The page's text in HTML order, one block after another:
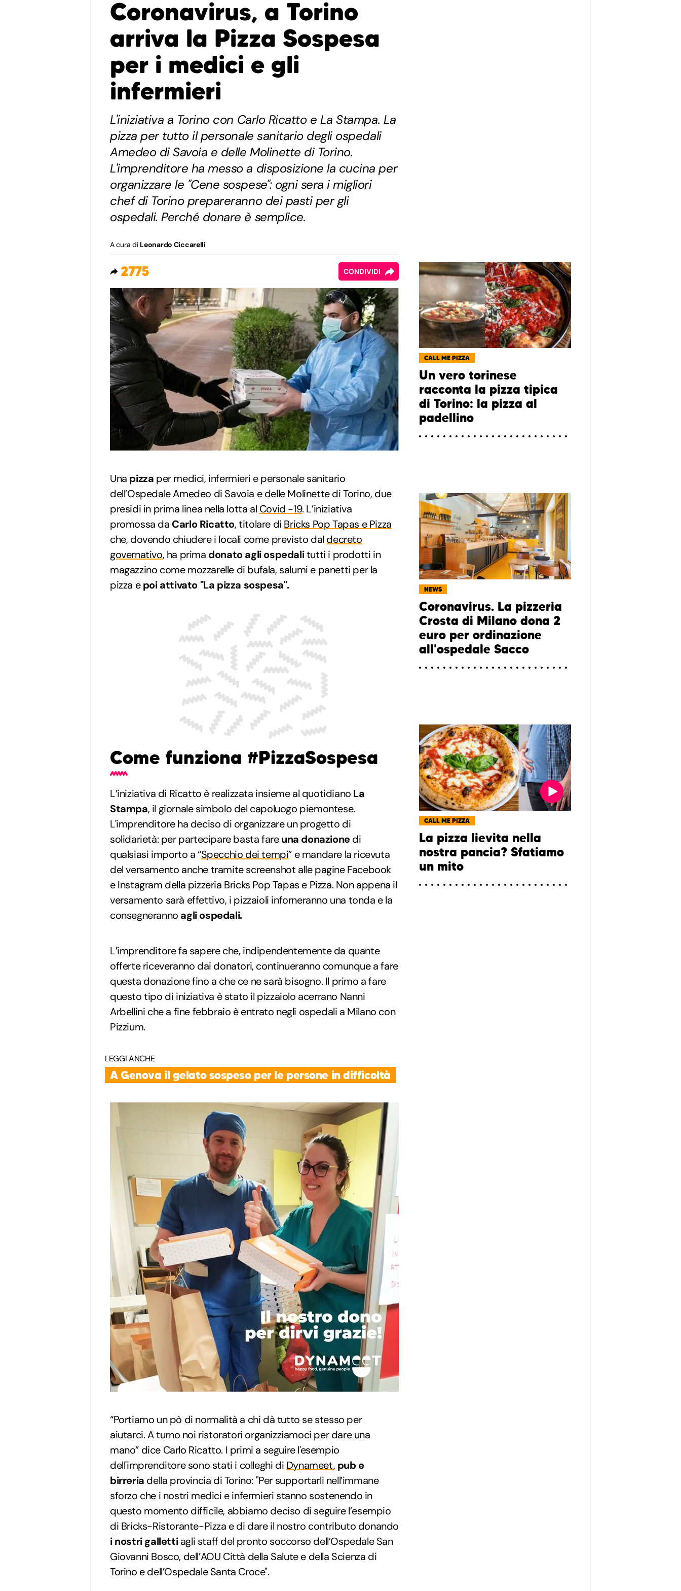
Coronavirus, a Torino
arriva la Pizza Sospesa
per i medici e gli
infermieri
L'iniziativa a Torino con Carlo Ricatto e La Stampa. La
pizza per tutto il personale sanitario degli ospedali
Amedeo di Savoia e delle Molinette di Torino.
L'imprenditore ha messo a disposizione la cucina per
organizzare le "Cene sospese": ogni sera i migliori
chef di Torino prepareranno dei pasti per gli
ospedali. Perché donare è semplice.
A cura di Leonardo Ciccarelli
2775 CONDIVIDI
Una pizza per medici, infermieri e personale sanitario
dell’Ospedale Amedeo di Savoia e delle Molinette di Torino, due
presidi in prima linea nella lotta al Covid -19. L’iniziativa
promossa da Carlo Ricatto, titolare di Bricks Pop Tapas e Pizza
che, dovendo chiudere i locali come previsto dal decreto
governativo, ha prima donato agli ospedalitutti i prodotti in
magazzino come mozzarelle di bufala, salumi e panetti per la
pizza epoi attivato "La pizza sospesa".
Come funziona #PizzaSospesa
L’iniziativa di Ricatto è realizzata insieme al quotidiano La
Stampa, il giornale simbolo del capoluogo piemontese.
L'imprenditore ha deciso di organizzare un progetto di
solidarietà: per partecipare basta fareuna donazionedi
qualsiasi importo a “Specchio dei tempi” e mandare la ricevuta
del versamento anche tramite screenshot alle pagine Facebook
e Instagram della pizzeria Bricks Pop Tapas e Pizza. Non appena il
versamento sarà effettivo, i pizzaioli inforneranno una tonda e la
consegneranno agli ospedali.
L’imprenditore fa sapere che, indipendentemente da quante
offerte riceveranno dai donatori, continueranno comunque a fare
questa donazione fino a che ce ne sarà bisogno. Il primo a fare
questo tipo di iniziativa è stato il pizzaiolo acerrano Nanni
Arbellini che a fine febbraio è entrato negli ospedali a Milano con
Pizzium.
LEGGI ANCHE
A Genova il gelato sospeso per le persone in difficoltà
“Portiamo un pò di normalità a chi dà tutto se stesso per
aiutarci. A turno noi ristoratori organizziamoci per dare una
mano” dice Carlo Ricatto. I primi a seguire l'esempio
dell'imprenditore sono stati i colleghi di Dynameet, pub e
birreria della provincia di Torino: "Per supportarli nell’immane
sforzo che i nostri medici e infermieri stanno sostenendo in
questo momento difficile, abbiamo deciso di seguire l’esempio
di Bricks-Ristorante-Pizza e di dare il nostro contributo donando
i nostri gallettiagli staff del pronto soccorso dell’Ospedale San
Giovanni Bosco, dell’AOU Città della Salute e della Scienza di
Torino e dell’Ospedale Santa Croce".
CALL ME PIZZA
Un vero torinese
racconta la pizza tipica
di Torino: la pizza al
padellino
NEWS
Coronavirus. La pizzeria
Crosta di Milano dona 2
euro per ordinazione
all'ospedale Sacco
CALL ME PIZZA
La pizza lievita nella
nostra pancia? Sfatiamo
un mito